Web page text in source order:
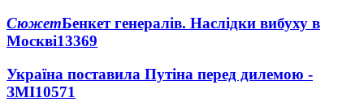
СюжетБенкет генералів. Наслідки вибуху в
Москві13369
Україна поставила Путіна перед дилемою -
ЗМІ10571